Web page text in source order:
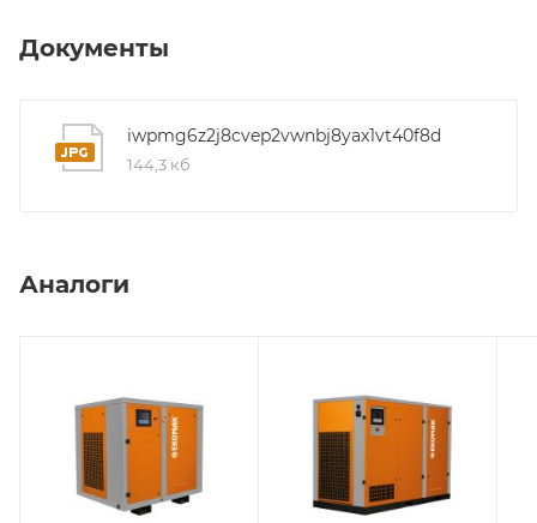
Документы
iwpmg6z2j8cvep2vwnbj8yax1vt40f8d
144,3 кб
Аналоги